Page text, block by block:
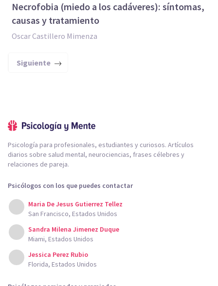
Necrofobia (miedo a los cadáveres): síntomas,
causas y tratamiento
Oscar Castillero Mimenza
Siguiente
Psicología para profesionales, estudiantes y curiosos. Artículos
diarios sobre salud mental, neurociencias, frases célebres y
relaciones de pareja.
Psicólogos con los que puedes contactar
Maria De Jesus Gutierrez Tellez
San Francisco, Estados Unidos
Sandra Milena Jimenez Duque
Miami, Estados Unidos
Jessica Perez Rubio
Florida, Estados Unidos